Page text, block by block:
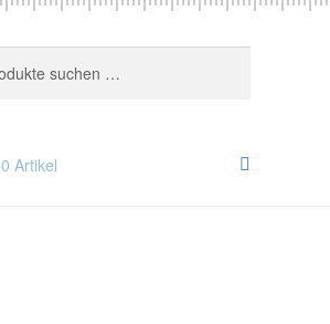
0 Artikel